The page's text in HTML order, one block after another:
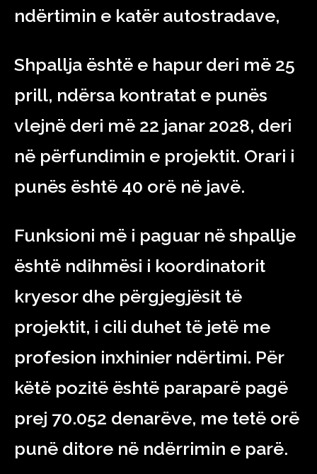
ndërtimin e katër autostradave,
Shpallja është e hapur deri më 25
prill, ndërsa kontratat e punës
vlejnë deri më 22 janar 2028, deri
në përfundimin e projektit. Orari i
punës është 40 orë në javë.
Funksioni më i paguar në shpallje
është ndihmësi i koordinatorit
kryesor dhe përgjegjësit të
projektit, i cili duhet të jetë me
profesion inxhinier ndërtimi. Për
këtë pozitë është paraparë pagë
prej 70.052 denarëve, me tetë orë
punë ditore në ndërrimin e parë.